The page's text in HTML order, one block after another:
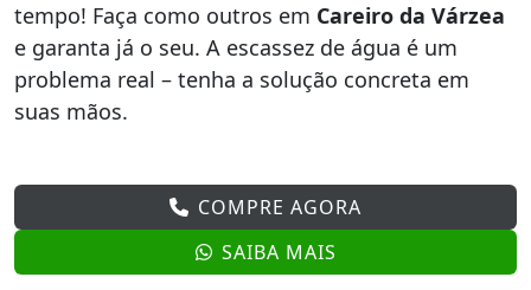
tempo! Faça como outros em Careiro da Várzea
e garanta já o seu. A escassez de água é um
problema real – tenha a solução concreta em
suas mãos.
COMPRE AGORA
SAIBA MAIS